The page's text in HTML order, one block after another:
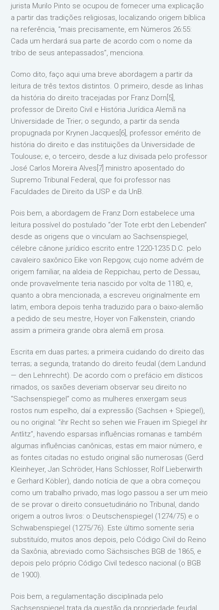
jurista Murilo Pinto se ocupou de fornecer uma explicação
a partir das tradições religiosas, localizando origem bíblica
na referência, “mais precisamente, em Números 26:55:
Cada um herdará sua parte de acordo com o nome da
tribo de seus antepassados”, menciona.
Como dito, faço aqui uma breve abordagem a partir da
leitura de três textos distintos. O primeiro, desde as linhas
da história do direito tracejadas por Franz Dorn[5],
professor de Direito Civil e História Jurídica Alemã na
Universidade de Trier; o segundo, a partir da senda
propugnada por Krynen Jacques[6], professor emérito de
história do direito e das instituições da Universidade de
Toulouse; e, o terceiro, desde a luz divisada pelo professor
José Carlos Moreira Alves[7] ministro aposentado do
Supremo Tribunal Federal, que foi professor nas
Faculdades de Direito da USP e da UnB.
Pois bem, a abordagem de Franz Dorn estabelece uma
leitura possível do postulado “der Tote erbt den Lebenden”
desde as origens que o vinculam ao Sachsenspiegel,
célebre cânone jurídico escrito entre 1220-1235 D.C. pelo
cavaleiro saxônico Eike von Repgow, cujo nome advém de
origem familiar, na aldeia de Reppichau, perto de Dessau,
onde provavelmente teria nascido por volta de 1180, e,
quanto a obra mencionada, a escreveu originalmente em
latim, embora depois tenha traduzido para o baixo-alemão
a pedido de seu mestre, Hoyer von Falkenstein, criando
assim a primeira grande obra alemã em prosa.
Escrita em duas partes; a primeira cuidando do direito das
terras; a segunda, tratando do direito feudal (dem Landund
— den Lehnrecht). De acordo com o prefácio em dísticos
rimados, os saxões deveriam observar seu direito no
“Sachsenspiegel” como as mulheres enxergam seus
rostos num espelho, daí a expressão (Sachsen + Spiegel),
ou no original: “ihr Recht so sehen wie Frauen im Spiegel ihr
Antlitz”, havendo esparsas influências romanas e também
algumas influências canônicas, estas em maior número, e
as fontes citadas no estudo original são numerosas (Gerd
Kleinheyer, Jan Schröder, Hans Schlosser, Rolf Lieberwirth
e Gerhard Köbler), dando notícia de que a obra começou
como um trabalho privado, mas logo passou a ser um meio
de se provar o direito consuetudinário no Tribunal, dando
origem a outros livros: o Deutschenspiegel (1274/75) e o
Schwabenspiegel (1275/76). Este último somente seria
substituído, muitos anos depois, pelo Código Civil do Reino
da Saxônia, abreviado como Sächsisches BGB de 1865, e
depois pelo próprio Código Civil tedesco nacional (o BGB
de 1900).
Pois bem, a regulamentação disciplinada pelo
Sachsenspiegel trata da questão da propriedade feudal,